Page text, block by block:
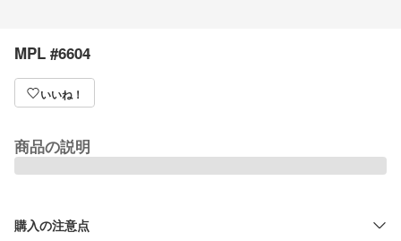
MPL #6604
いいね！
商品の説明
購入の注意点